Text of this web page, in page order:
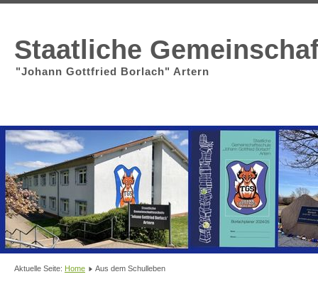
Staatliche
"Johann Gottfried Borlach" Artern
Aktuelle Seite: Home Aus dem Schulleben